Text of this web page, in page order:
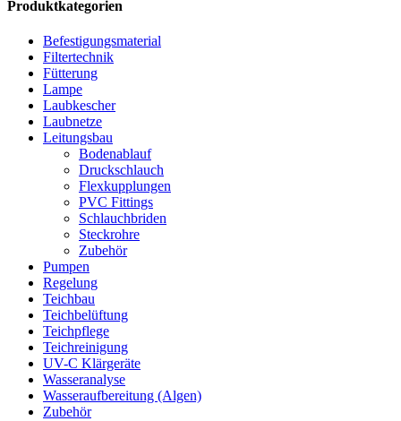
Produktkategorien
Befestigungsmaterial
Filtertechnik
Fütterung
Lampe
Laubkescher
Laubnetze
Leitungsbau
Bodenablauf
Druckschlauch
Flexkupplungen
PVC Fittings
Schlauchbriden
Steckrohre
Zubehör
Pumpen
Regelung
Teichbau
Teichbelüftung
Teichpflege
Teichreinigung
UV-C Klärgeräte
Wasseranalyse
Wasseraufbereitung (Algen)
Zubehör